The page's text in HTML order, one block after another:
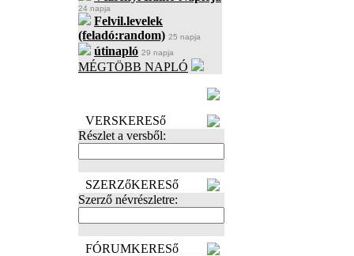
24 napja
Felvil.levelek
(feladó:random) 25 napja
útinapló 29 napja
MÉGTÖBB NAPLÓ
VERSKERESő
Részlet a versből:
SZERZőKERESő
Szerző névrészletre:
FÓRUMKERESő